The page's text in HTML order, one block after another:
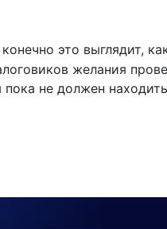
это выглядит,
желания
не должен